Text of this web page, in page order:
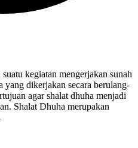
kegiatan mengerjakan sunah
yang dikerjakan secara berulang-
agar shalat dhuha menjadi
Shalat Dhuha merupakan